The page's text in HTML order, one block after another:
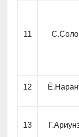
11
12
13